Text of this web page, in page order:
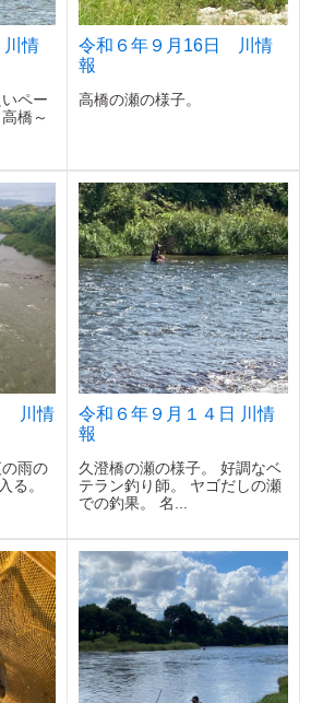
情
ペー
橋～
令和６年９月16日 川情
報
高橋の瀬の様子。
川情
雨の
る。
令和６年９月１４日 川情
報
久澄橋の瀬の様子。 好調なベ
テラン釣り師。 ヤゴだしの瀬
での釣果。 名...